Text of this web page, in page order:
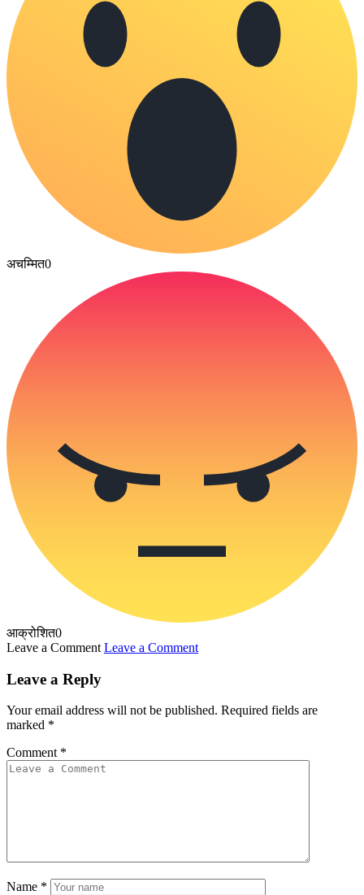
अचम्मित0
आक्रोशित0
Leave a Comment Leave a Comment
Leave a Reply
Your email address will not be published. Required fields are
marked *
Comment *
Name *